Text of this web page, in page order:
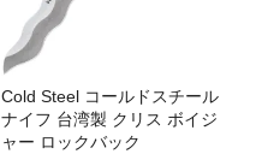
Cold Steel コールドスチール
ナイフ 台湾製 クリス ボイジ
ャー ロックバック